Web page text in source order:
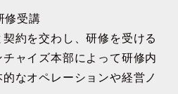
修受講
約を交わし、研修を受ける
ャイズ本部によって研修内
なオペレーションや経営ノ